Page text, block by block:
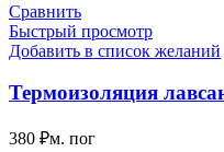
Сравнить
Быстрый просмотр
Добавить в список желаний
Термоизоляция
380 ₽м. пог